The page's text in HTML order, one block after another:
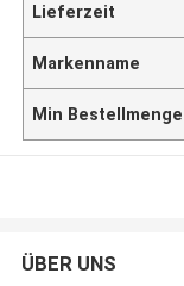
Lieferzeit
Markenname
Min Bestellmenge
ÜBER UNS